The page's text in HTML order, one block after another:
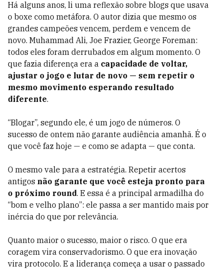
Há alguns anos, li uma reflexão sobre blogs que usava
o boxe como metáfora. O autor dizia que mesmo os
grandes campeões vencem, perdem e vencem de
novo. Muhammad Ali, Joe Frazier, George Foreman:
todos eles foram derrubados em algum momento. O
que fazia diferença era a capacidade de voltar,
ajustar o jogo e lutar de novo — sem repetir o
mesmo movimento esperando resultado
diferente.
“Blogar”, segundo ele, é um jogo de números. O
sucesso de ontem não garante audiência amanhã. É o
que você faz hoje — e como se adapta — que conta.
O mesmo vale para a estratégia. Repetir acertos
antigos não garante que você esteja pronto para
o próximo round. E essa é a principal armadilha do
“bom e velho plano”: ele passa a ser mantido mais por
inércia do que por relevância.
Quanto maior o sucesso, maior o risco. O que era
coragem vira conservadorismo. O que era inovação
vira protocolo. E a liderança começa a usar o passado